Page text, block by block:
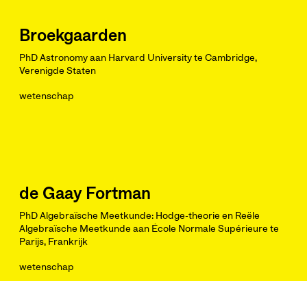
Broekgaarden
PhD Astronomy aan Harvard University te Cambridge,
Verenigde Staten
wetenschap
de Gaay Fortman
PhD Algebraïsche Meetkunde: Hodge-theorie en Reële
Algebraïsche Meetkunde aan École Normale Supérieure te
Parijs, Frankrijk
wetenschap